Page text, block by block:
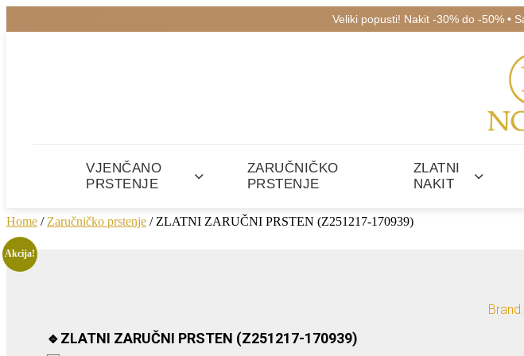
Veliki popusti! Nakit -30% do -50% •
VJENČANO
PRSTENJE
ZARUČNIČKO
PRSTENJE
ZLATNI
NAKIT
Home / Zaručničko prstenje / ZLATNI ZARUČNI PRSTEN (Z251217-170939)
Akcija!
🔹ZLATNI ZARUČNI PRSTEN (Z251217-170939)